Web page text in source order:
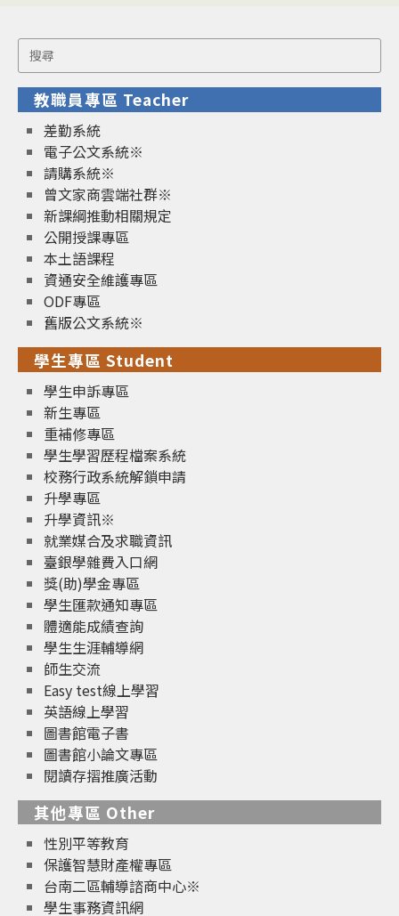
Search
for:
教職員專區 Teacher
差勤系統
電子公文系統※
請購系統※
曾文家商雲端社群※
新課綱推動相關規定
公開授課專區
本土語課程
資通安全維護專區
ODF專區
舊版公文系統※
學生專區 Student
學生申訴專區
新生專區
重補修專區
學生學習歷程檔案系統
校務行政系統解鎖申請
升學專區
升學資訊※
就業媒合及求職資訊
臺銀學雜費入口網
獎(助)學金專區
學生匯款通知專區
體適能成績查詢
學生生涯輔導網
師生交流
Easy test線上學習
英語線上學習
圖書館電子書
圖書館小論文專區
閱讀存摺推廣活動
其他專區 Other
性別平等教育
保護智慧財產權專區
台南二區輔導諮商中心※
學生事務資訊網